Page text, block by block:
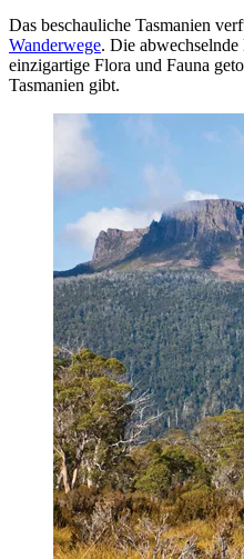
Das beschauliche Tasmanien
Wanderwege. Die
einzigartige Flora und Fauna
Tasmanien gibt.